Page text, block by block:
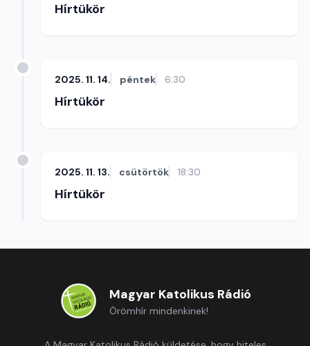
Hírtükör
2025. 11. 14. péntek 6:30
Hírtükör
2025. 11. 13. csütörtök 18:30
Hírtükör
Magyar Katolikus Rádió
Örömhír mindenkinek!